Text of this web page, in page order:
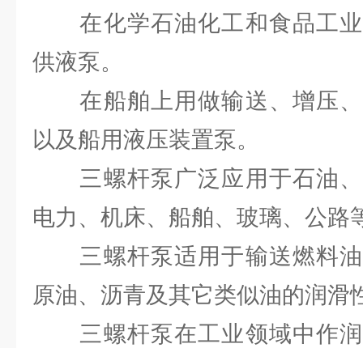
在化学石油化工和食品工业
供液泵。
在船舶上用做输送、增压、
以及船用液压装置泵。
三螺杆泵广泛应用于石油、
电力、机床、船舶、玻璃、公路
三螺杆泵适用于输送燃料油
原油、沥青及其它类似油的润滑
三螺杆泵在工业领域中作润